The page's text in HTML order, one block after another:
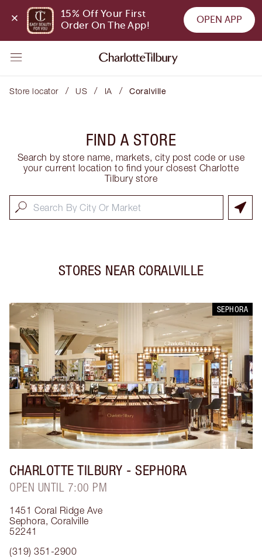
15% Off Your First
Order On The App!
OPEN APP
Store locator / US / IA / Coralville
FIND A STORE
Search by store name, markets, city post code or use
your current location to find your closest Charlotte
Tilbury store
STORES NEAR CORALVILLE
SEPHORA
CHARLOTTE TILBURY - SEPHORA
OPEN UNTIL 7:00 PM
1451 Coral Ridge Ave
Sephora, Coralville
52241
(319) 351-2900